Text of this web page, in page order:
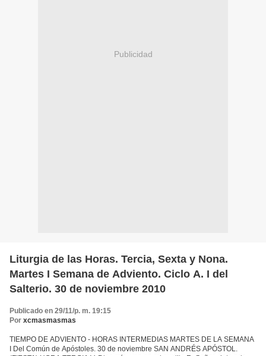
Publicidad
Liturgia de las Horas. Tercia, Sexta y Nona.
Martes I Semana de Adviento. Ciclo A. I del
Salterio. 30 de noviembre 2010
Publicado en 29/11/p. m. 19:15
Por xcmasmasmas
TIEMPO DE ADVIENTO - HORAS INTERMEDIAS MARTES DE LA SEMANA
I Del Común de Apóstoles. 30 de noviembre SAN ANDRÉS APÓSTOL.